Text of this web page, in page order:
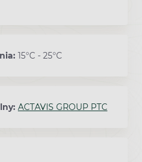
15°C - 25°C
ACTAVIS GROUP PTC